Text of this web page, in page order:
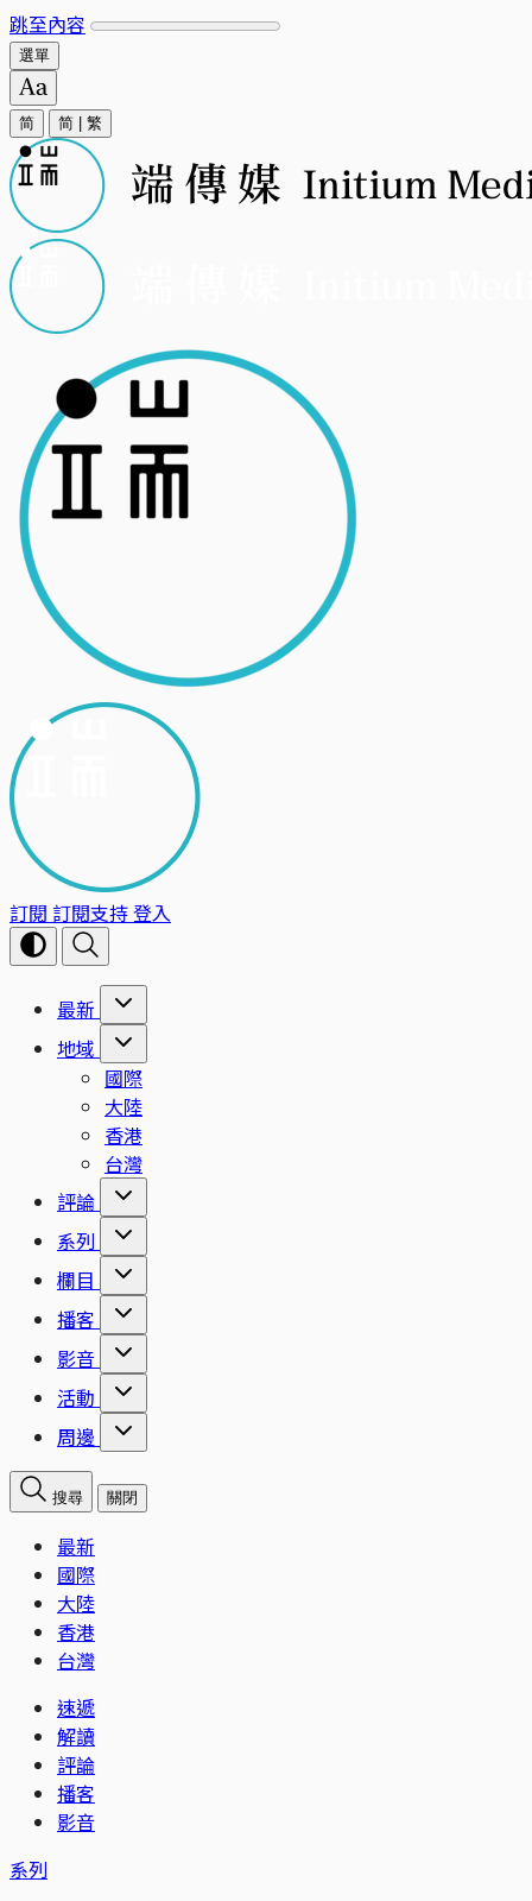
跳至內容
選單
简 简 繁
訂閱 訂閱支持登入
最新
地域
國際
大陸
香港
台灣
評論
系列
欄目
播客
影音
活動
周邊
搜尋 關閉
最新
國際
大陸
香港
台灣
速遞
解讀
評論
播客
影音
系列